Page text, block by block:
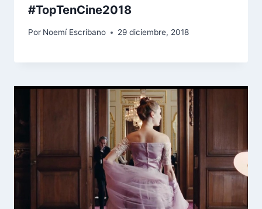
#TopTenCine2018
Por Noemí Escribano 29 diciembre, 2018